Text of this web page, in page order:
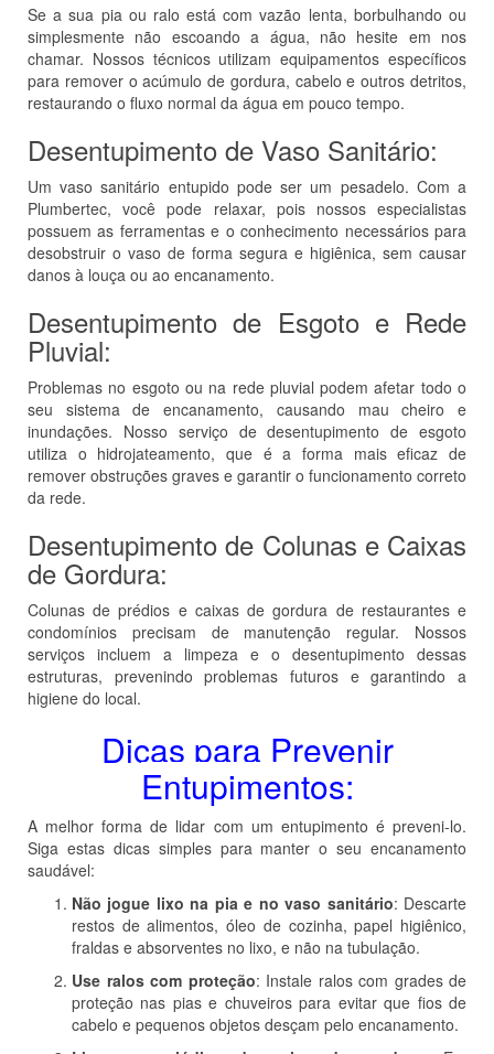
Se a sua pia ou ralo está com vazão lenta, borbulhando ou
simplesmente não escoando a água, não hesite em nos
chamar. Nossos técnicos utilizam equipamentos específicos
para remover o acúmulo de gordura, cabelo e outros detritos,
restaurando o fluxo normal da água em pouco tempo.
Desentupimento de Vaso Sanitário:
Um vaso sanitário entupido pode ser um pesadelo. Com a
Plumbertec, você pode relaxar, pois nossos especialistas
possuem as ferramentas e o conhecimento necessários para
desobstruir o vaso de forma segura e higiênica, sem causar
danos à louça ou ao encanamento.
Desentupimento de Esgoto e Rede
Pluvial:
Problemas no esgoto ou na rede pluvial podem afetar todo o
seu sistema de encanamento, causando mau cheiro e
inundações. Nosso serviço de desentupimento de esgoto
utiliza o hidrojateamento, que é a forma mais eficaz de
remover obstruções graves e garantir o funcionamento correto
da rede.
Desentupimento de Colunas e Caixas
de Gordura:
Colunas de prédios e caixas de gordura de restaurantes e
condomínios precisam de manutenção regular. Nossos
serviços incluem a limpeza e o desentupimento dessas
estruturas, prevenindo problemas futuros e garantindo a
higiene do local.
Dicas para Prevenir
Entupimentos:
A melhor forma de lidar com um entupimento é preveni-lo.
Siga estas dicas simples para manter o seu encanamento
saudável:
Não jogue lixo na pia e no vaso sanitário: Descarte
restos de alimentos, óleo de cozinha, papel higiênico,
fraldas e absorventes no lixo, e não na tubulação.
Use ralos com proteção: Instale ralos com grades de
proteção nas pias e chuveiros para evitar que fios de
cabelo e pequenos objetos desçam pelo encanamento.